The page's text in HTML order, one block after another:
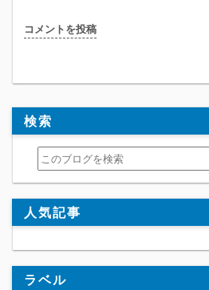
コメントを投稿
検索
人気記事
ラベル